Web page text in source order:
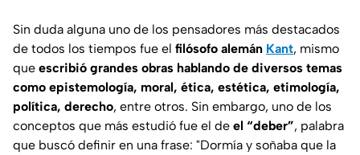
Sin duda alguna uno de los pensadores más destacados
de todos los tiempos fue el filósofo alemán Kant, mismo
que escribió grandes obras hablando de diversos temas
como epistemología, moral, ética, estética, etimología,
política, derecho, entre otros. Sin embargo, uno de los
conceptos que más estudió fue el de el “deber”, palabra
que buscó definir en una frase: "Dormía y soñaba que la